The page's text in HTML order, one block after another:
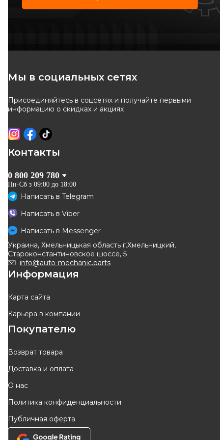
коллектора Renault Kangoo
141 грн
КУПИТЬ
цилиндра
ОТСУТСТВУЕТ
Оригинал
RENAULT
Прокладка впускного
коллектора Renault Kangoo II
08->14 1.4 / 1.6 / 1.6 (к-т 4
шт)
Код: 77 01 471 932
ОТСУТСТВУЕТ
ожидаем поставку
Мы в социальных сетях
Присоединяйтесь в соцсетях и получайте первыми
информацию о скидках и акциях
Контакты
0 800 209 780
Пн-Сб з 09:00 до 18:00
Написать в Telegram
Написать в Viber
Написать в Messenger
Украина, Хмельницькая область г.Хмельницкий,
Староконстантиновское шоссе, 5
info@auto-mechanic.parts
Информация
Карта сайта
Карьера в компании
Покупателю
Возврат товара
Доставка и оплата
О нас
Политика конфиденциальности
Публичная оферта